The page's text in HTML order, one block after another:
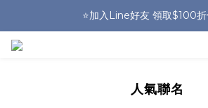
🎒HUGGER實體門市~實背才
⭐️加入Line好友 領取$100折
人氣聯名